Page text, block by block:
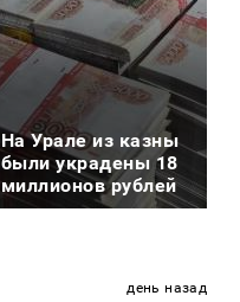
На Урале из казны
были украдены 18
миллионов рублей
день назад